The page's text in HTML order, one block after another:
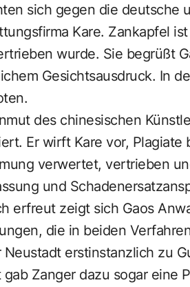
sich gegen die deutsche
Kare. Zankapfel
wurde. Sie begrüßt
Gesichtsausdruck. In
des chinesischen
Er wirft Kare vor,
verwertet, vertrieben
und
erfreut zeigt sich Gaos
die in beiden
Neustadt erstinstanzlich zu
gab Zanger dazu sogar eine